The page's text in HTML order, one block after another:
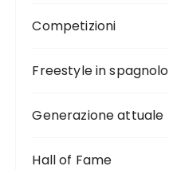
Competizioni
Freestyle in spagnolo
Generazione attuale
Hall of Fame